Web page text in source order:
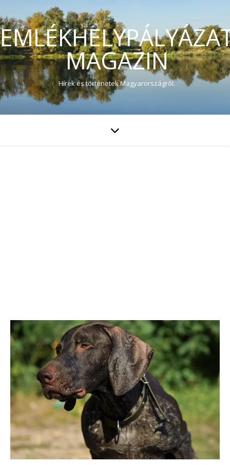
MAGAZIN
Hírek és történetek Magyarországról.